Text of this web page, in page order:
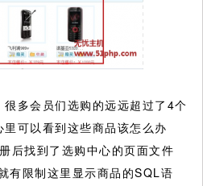
多会员们选购的远远超过了4个
可以看到这些商品该怎么办
后找到了选购中心的页面文件
限制这里显示商品的SQL语